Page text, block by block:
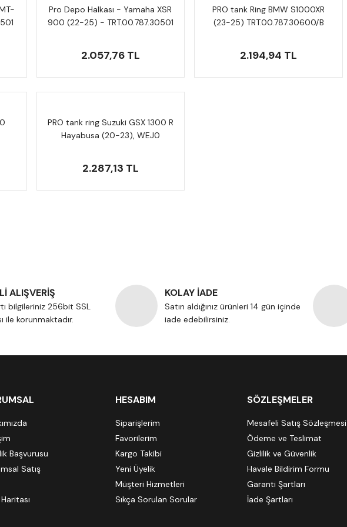
Pro Depo Halkası - Yamaha XSR
900 (22-25) - TRT.00.787.30501
2.057,76 TL
PRO tank Ring BMW S1000XR
(23-25) TRT.00.787.30600/B
2.194,94 TL
PRO tank ring Suzuki GSX 1300 R
Hayabusa (20-23), WEJ0
2.287,13 TL
ALIŞVERİŞ
bilgileriniz 256bit SSL
ile korunmaktadır.
KOLAY İADE
Satın aldığınız ürünleri 14 gün içinde
iade edebilirsiniz.
Başvurusu
Satış
HESABIM
Siparişlerim
Favorilerim
Kargo Takibi
Yeni Üyelik
Müşteri Hizmetleri
Sıkça Sorulan Sorular
SÖZLEŞMELER
Mesafeli Satış Sözleşmesi
Ödeme ve Teslimat
Gizlilik ve Güvenlik
Havale Bildirim Formu
Garanti Şartları
İade Şartları